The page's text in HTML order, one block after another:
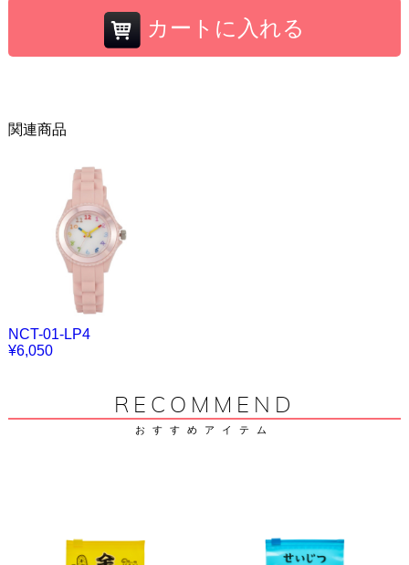
カートに入れる
関連商品
NCT-01-LP4
¥6,050
RECOMMEND
おすすめアイテム